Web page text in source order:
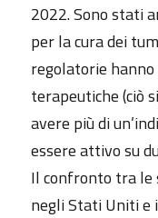
2022. Sono stati
per la cura dei
regolatorie
terapeutiche (ciò
avere più di
essere attivo su
Il confronto tra le
negli Stati Uniti e